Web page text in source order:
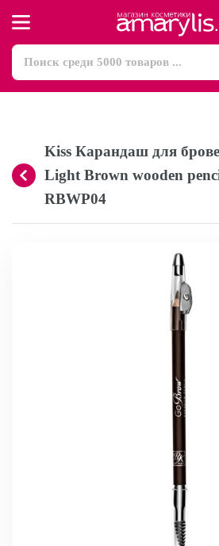
Kiss Карандаш для
Light Brown wooden
RBWP04